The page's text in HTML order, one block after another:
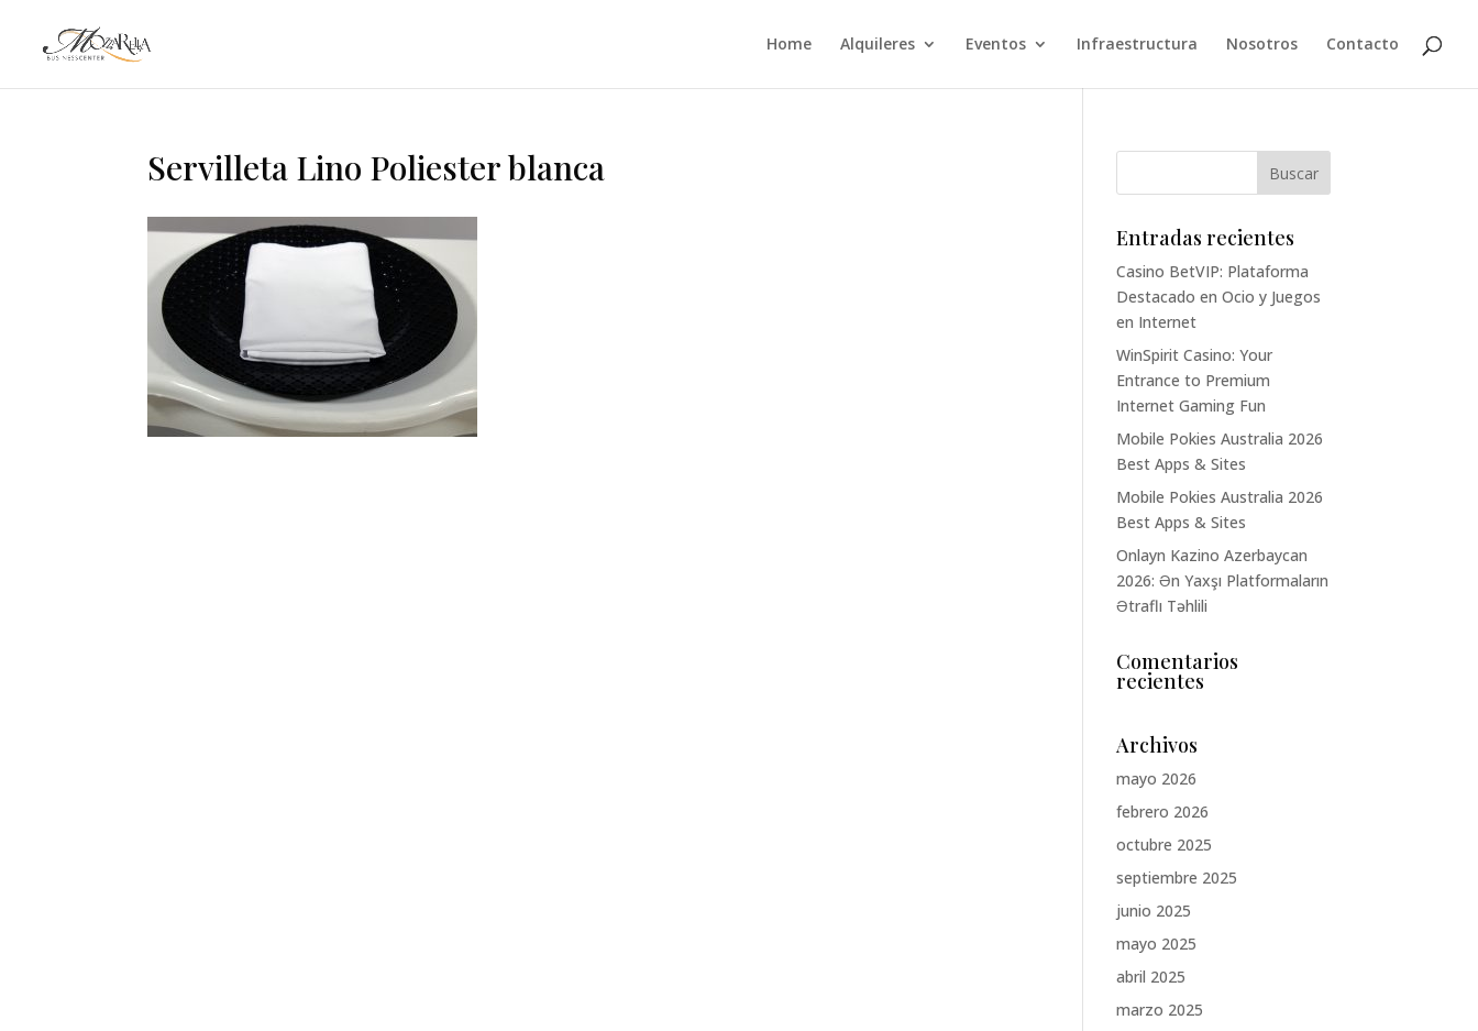
Home Alquileres Eventos Infraestructura Nosotros Contacto
Servilleta Lino Poliester blanca
Entradas recientes
Casino BetVIP: Plataforma
Destacado en Ocio y Juegos
en Internet
WinSpirit Casino: Your
Entrance to Premium
Internet Gaming Fun
Mobile Pokies Australia 2026
Best Apps & Sites
Mobile Pokies Australia 2026
Best Apps & Sites
Onlayn Kazino Azerbaycan
2026: Ən Yaxşı Platformaların
Ətraflı Təhlili
Comentarios
recientes
Archivos
mayo 2026
febrero 2026
octubre 2025
septiembre 2025
junio 2025
mayo 2025
abril 2025
marzo 2025